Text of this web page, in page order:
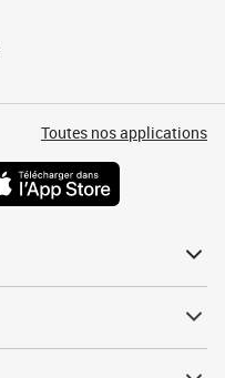
Toutes nos applications